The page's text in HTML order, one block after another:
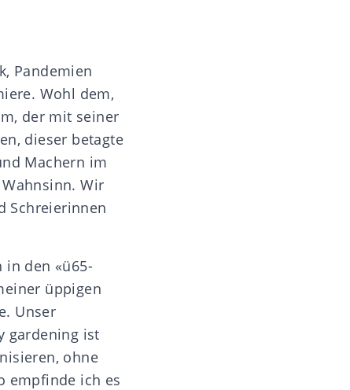
Pandemien
Wohl dem,
der mit seiner
dieser betagte
Machern im
Wir
Schreierinnen
in den «ü65-
üppigen
Unser
gardening ist
ohne
empfinde ich es